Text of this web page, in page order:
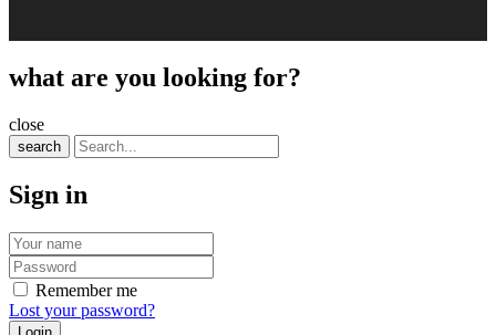
what are you looking for?
close
search
Sign in
Remember me
Lost your password?